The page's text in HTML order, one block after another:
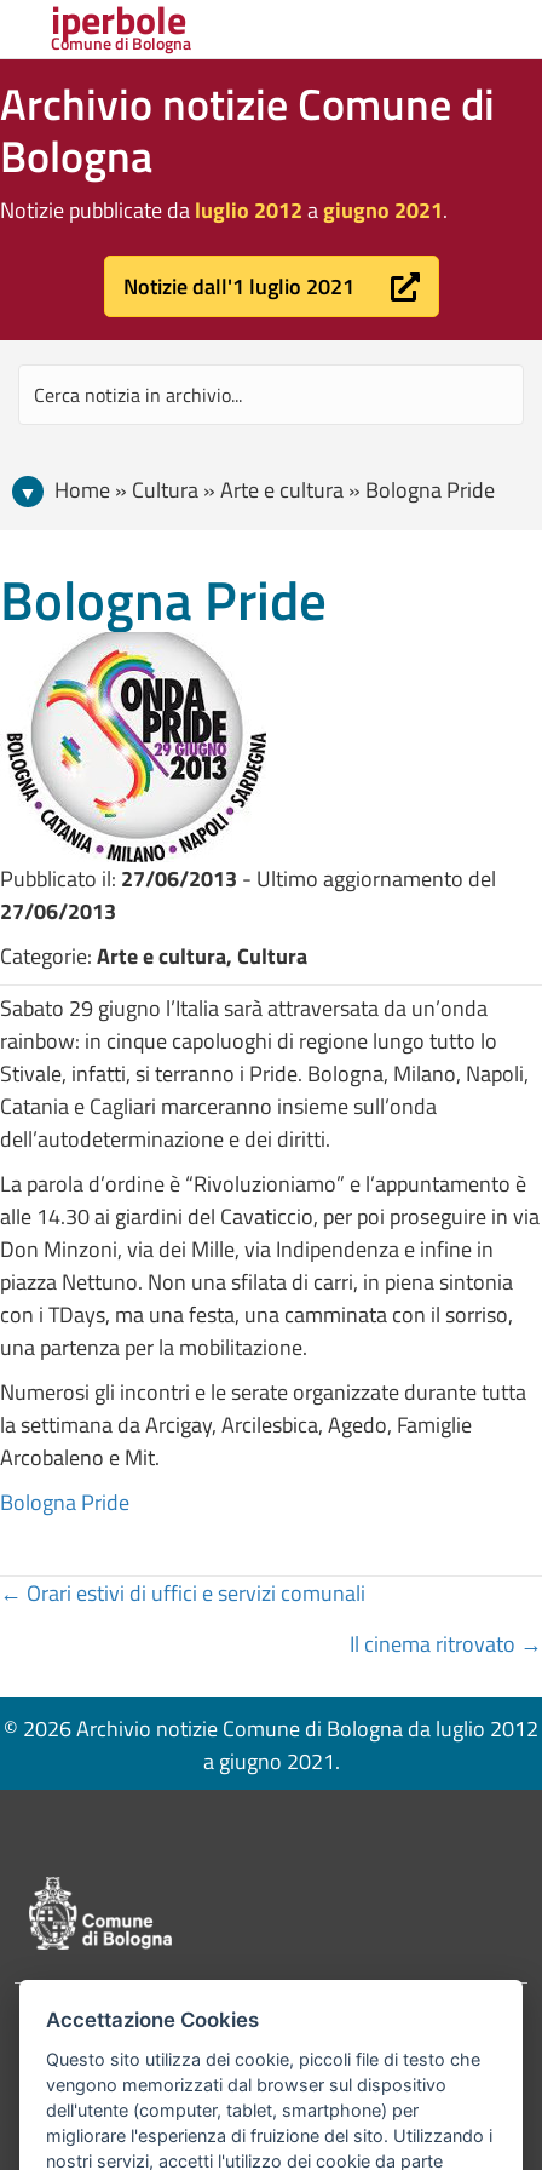
iperbole
Comune di Bologna
Archivio notizie Comune di
Bologna
Notizie pubblicate daluglio 2012agiugno 2021.
Notizie dall'1 luglio 2021
Home » Cultura » Arte e cultura » Bologna Pride
Bologna Pride
Pubblicato il: 27/06/2013 - Ultimo aggiornamento del
27/06/2013
Categorie:Arte e cultura, Cultura
Sabato 29 giugno l’Italia sarà attraversata da un’onda
rainbow: in cinque capoluoghi di regione lungo tutto lo
Stivale, infatti, si terranno i Pride. Bologna, Milano, Napoli,
Catania e Cagliari marceranno insieme sull’onda
dell’autodeterminazione e dei diritti.
La parola d’ordine è “Rivoluzioniamo” e l’appuntamento è
alle 14.30 ai giardini del Cavaticcio, per poi proseguire in via
Don Minzoni, via dei Mille, via Indipendenza e infine in
piazza Nettuno. Non una sfilata di carri, in piena sintonia
con i TDays, ma una festa, una camminata con il sorriso,
una partenza per la mobilitazione.
Numerosi gli incontri e le serate organizzate durante tutta
la settimana da Arcigay, Arcilesbica, Agedo, Famiglie
Arcobaleno e Mit.
Bologna Pride
Posts
← Orari estivi di uffici e servizi comunali
Il cinema ritrovato →
© 2026 Archivio notizie Comune di Bologna da luglio 2012
a giugno 2021.
Contatti
Bologna P.Iva 01232710374 Cod. IBAN: IT 88 R
02008 02435 000020067156
Telefono:051203040
Accettazione Cookies
Questo sito utilizza dei cookie, piccoli file di testo che
vengono memorizzati dal browser sul dispositivo
dell'utente (computer, tablet, smartphone) per
migliorare l'esperienza di fruizione del sito. Utilizzando i
nostri servizi, accetti l'utilizzo dei cookie da parte